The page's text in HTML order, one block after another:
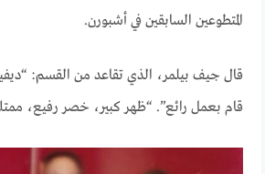
المتطوعين السابقين في أشبورن.
قال جيف بيلمر، الذي تقاعد من القسم:
قام بعمل رائع”. “ظهر كبير، خصر رفيع،